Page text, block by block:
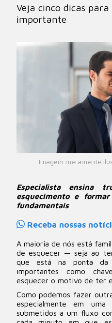
Veja cinco dicas
importante
Imagem meramente
Especialista ensina
esquecimento e
fundamentais
Receba nossas
A maioria de nós está
de esquecer — seja ao
que está na ponta da
importantes como
esquecer o motivo de ter
Como podemos fazer
especialmente em
submetidos a um fluxo